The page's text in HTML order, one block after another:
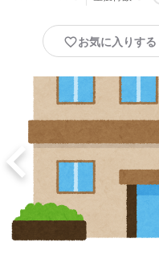
お気に入りする